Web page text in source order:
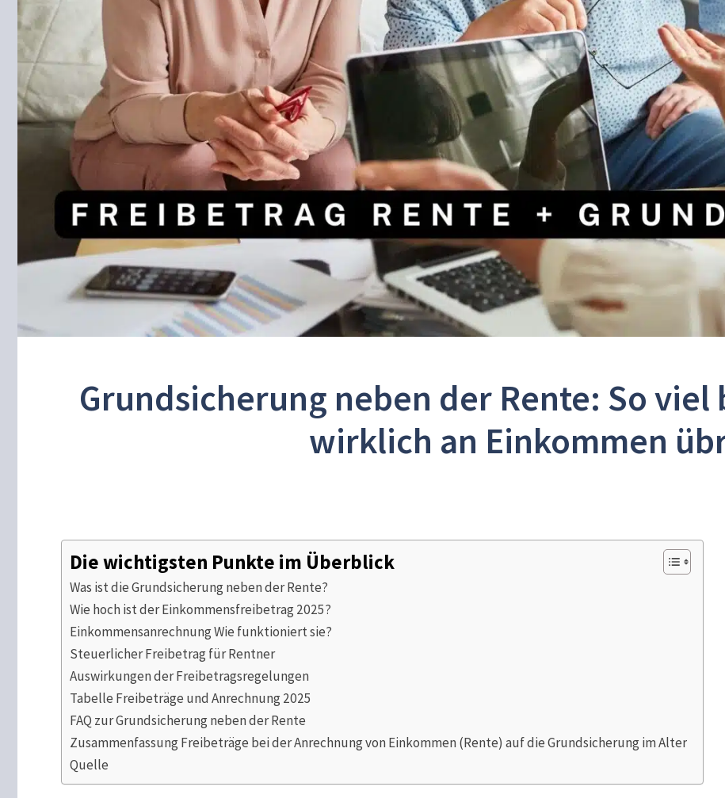
Grundsicherung neben der Rente: So viel
wirklich an Einkommen
Die wichtigsten Punkte im Überblick
Was ist die Grundsicherung neben der Rente?
Wie hoch ist der Einkommensfreibetrag 2025?
Einkommensanrechnung Wie funktioniert sie?
Steuerlicher Freibetrag für Rentner
Auswirkungen der Freibetragsregelungen
Tabelle Freibeträge und Anrechnung 2025
FAQ zur Grundsicherung neben der Rente
Zusammenfassung Freibeträge bei der Anrechnung von Einkommen (Rente) auf die Grundsicherung im Alter
Quelle